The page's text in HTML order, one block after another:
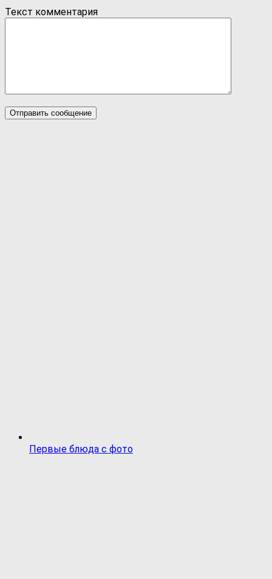
Текст комментария
Первые блюда с фото